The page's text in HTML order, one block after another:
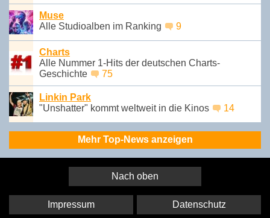
Muse
Alle Studioalben im Ranking
9
Charts
Alle Nummer 1-Hits der deutschen Charts-
Geschichte
75
Linkin Park
"Unshatter" kommt weltweit in die Kinos
14
Mehr Top-News anzeigen
Nach oben
Impressum Datenschutz